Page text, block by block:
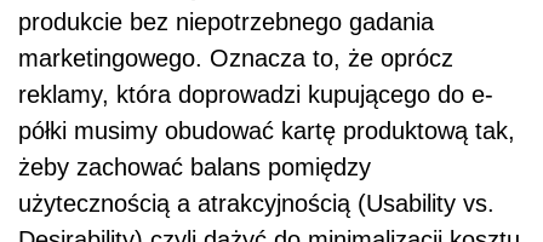
produkcie bez niepotrzebnego gadania
marketingowego. Oznacza to, że oprócz
reklamy, która doprowadzi kupującego do e-
półki musimy obudować kartę produktową tak,
żeby zachować balans pomiędzy
użytecznością a atrakcyjnością (Usability vs.